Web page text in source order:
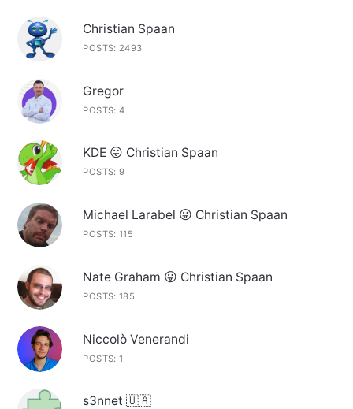
Christian Spaan
POSTS: 2493
Gregor
POSTS: 4
KDE 😛 Christian Spaan
POSTS: 9
Michael Larabel 😛 Christian Spaan
POSTS: 115
Nate Graham 😛 Christian Spaan
POSTS: 185
Niccolò Venerandi
POSTS: 1
s3nnet 🇺🇦